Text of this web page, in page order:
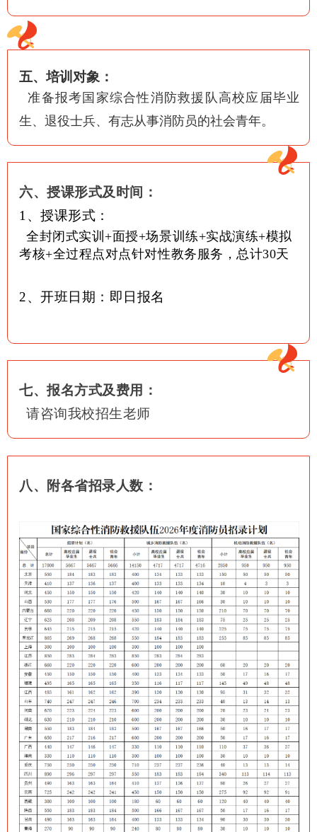
五、培训对象：
准备报考 国家综合性消防救援队 高校应届毕业
生、退役士兵、有志从事消防员的社会青年。
六、授课形式及时间：
1、授课形式：
全封闭式实训+面授+场景训练+实战演练+模拟
考核+全过程点对点针对性教务服务，总计30天
2、开班日期：即日报名
七、报名方式及费用：
请咨询我校招生老师
八、附各省招录人数：